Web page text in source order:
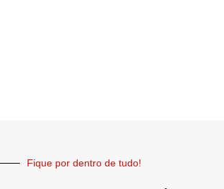
Fique por dentro de tudo!